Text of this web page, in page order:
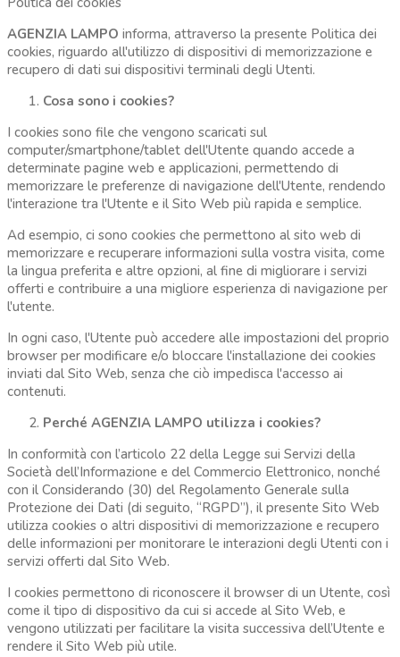
AGENZIA LAMPO informa, attraverso la presente Politica dei
cookies, riguardo all'utilizzo di dispositivi di memorizzazione e
recupero di dati sui dispositivi terminali degli Utenti.
Cosa sono i cookies?
I cookies sono file che vengono scaricati sul
computer/smartphone/tablet dell'Utente quando accede a
determinate pagine web e applicazioni, permettendo di
memorizzare le preferenze di navigazione dell'Utente, rendendo
l'interazione tra l'Utente e il Sito Web più rapida e semplice.
Ad esempio, ci sono cookies che permettono al sito web di
memorizzare e recuperare informazioni sulla vostra visita, come
la lingua preferita e altre opzioni, al fine di migliorare i servizi
offerti e contribuire a una migliore esperienza di navigazione per
l'utente.
In ogni caso, l'Utente può accedere alle impostazioni del proprio
browser per modificare e/o bloccare l'installazione dei cookies
inviati dal Sito Web, senza che ciò impedisca l'accesso ai
contenuti.
Perché AGENZIA LAMPO utilizza i cookies?
In conformità con l’articolo 22 della Legge sui Servizi della
Società dell’Informazione e del Commercio Elettronico, nonché
con il Considerando (30) del Regolamento Generale sulla
Protezione dei Dati (di seguito, “RGPD”), il presente Sito Web
utilizza cookies o altri dispositivi di memorizzazione e recupero
delle informazioni per monitorare le interazioni degli Utenti con i
servizi offerti dal Sito Web.
I cookies permettono di riconoscere il browser di un Utente, così
come il tipo di dispositivo da cui si accede al Sito Web, e
vengono utilizzati per facilitare la visita successiva dell’Utente e
rendere il Sito Web più utile.